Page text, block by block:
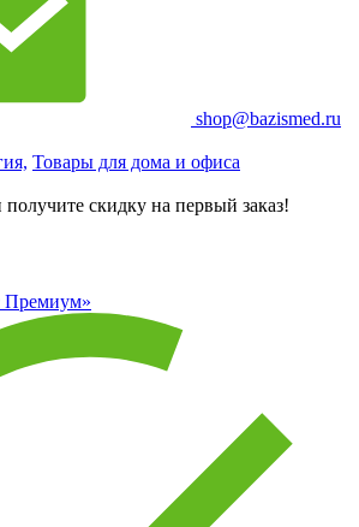
shop@bazismed.ru
Товары для дома и офиса
получите скидку на первый заказ!
Премиум»